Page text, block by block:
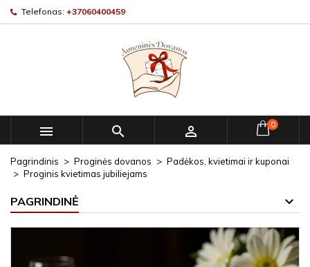
Telefonas: +37060400459
   0
Pagrindinis Proginės dovanos
Padėkos, kvietimai ir kuponai
Proginis kvietimas jubiliejams
PAGRINDINĖ